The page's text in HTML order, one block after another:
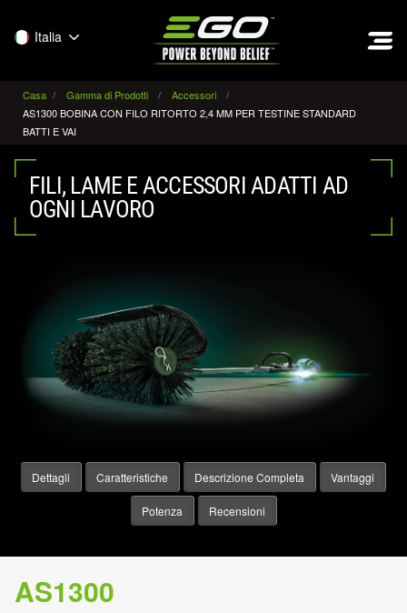
Italia
Casa Gamma di Prodotti
Accessori
AS1300 BOBINA CON FILO RITORTO 2,4 MM PER TESTINE STANDARD
BATTI E VAI
FILI, LAME E ACCESSORI ADATTI AD
OGNI LAVORO
Dettagli Caratteristiche Descrizione Completa Vantaggi
Potenza Recensioni
AS1300